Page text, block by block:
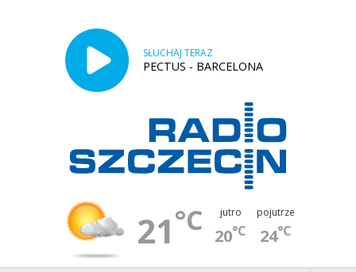
SŁUCHAJ TERAZ
PECTUS - BARCELONA
21°C jutro
20°C
pojutrze
24°C